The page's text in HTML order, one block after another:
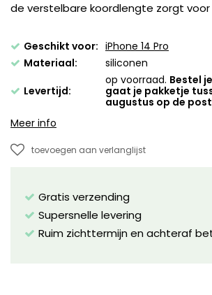
de verstelbare koordlengte zorgt
Geschikt voor: iPhone 14 Pro
Materiaal:
siliconen
Levertijd:
op voorraad. Bestel
gaat je pakketje
augustus op de
Meer info
toevoegen aan verlanglijst
Gratis verzending
Supersnelle levering
Ruim zichttermijn en achteraf